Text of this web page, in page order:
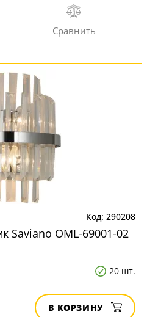
290208
Saviano OML-69001-02
20 шт.
В КОРЗИНУ